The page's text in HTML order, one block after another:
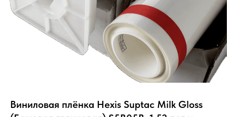
Виниловая плёнка Hexis Suptac Milk Gloss